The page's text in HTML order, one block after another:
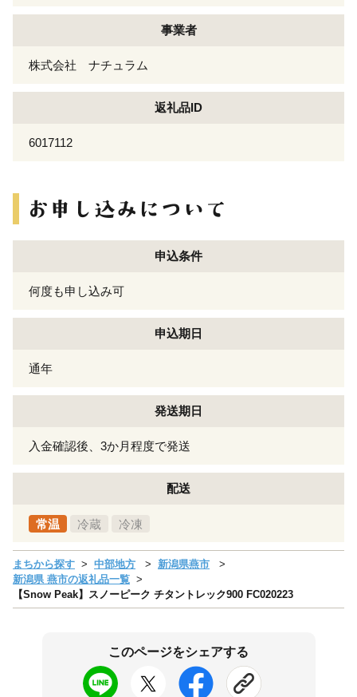
事業者
株式会社 ナチュラム
返礼品ID
6017112
申込条件
何度も申し込み可
申込期日
通年
発送期日
入金確認後、3か月程度で発送
配送
常温 冷蔵 冷凍
まちから探す 中部地方
新潟県燕市
新潟県 燕市の返礼品一覧
【Snow Peak】スノーピーク チタントレック900 FC020223
このページをシェアする